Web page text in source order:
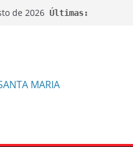
de 2026 Últimas: